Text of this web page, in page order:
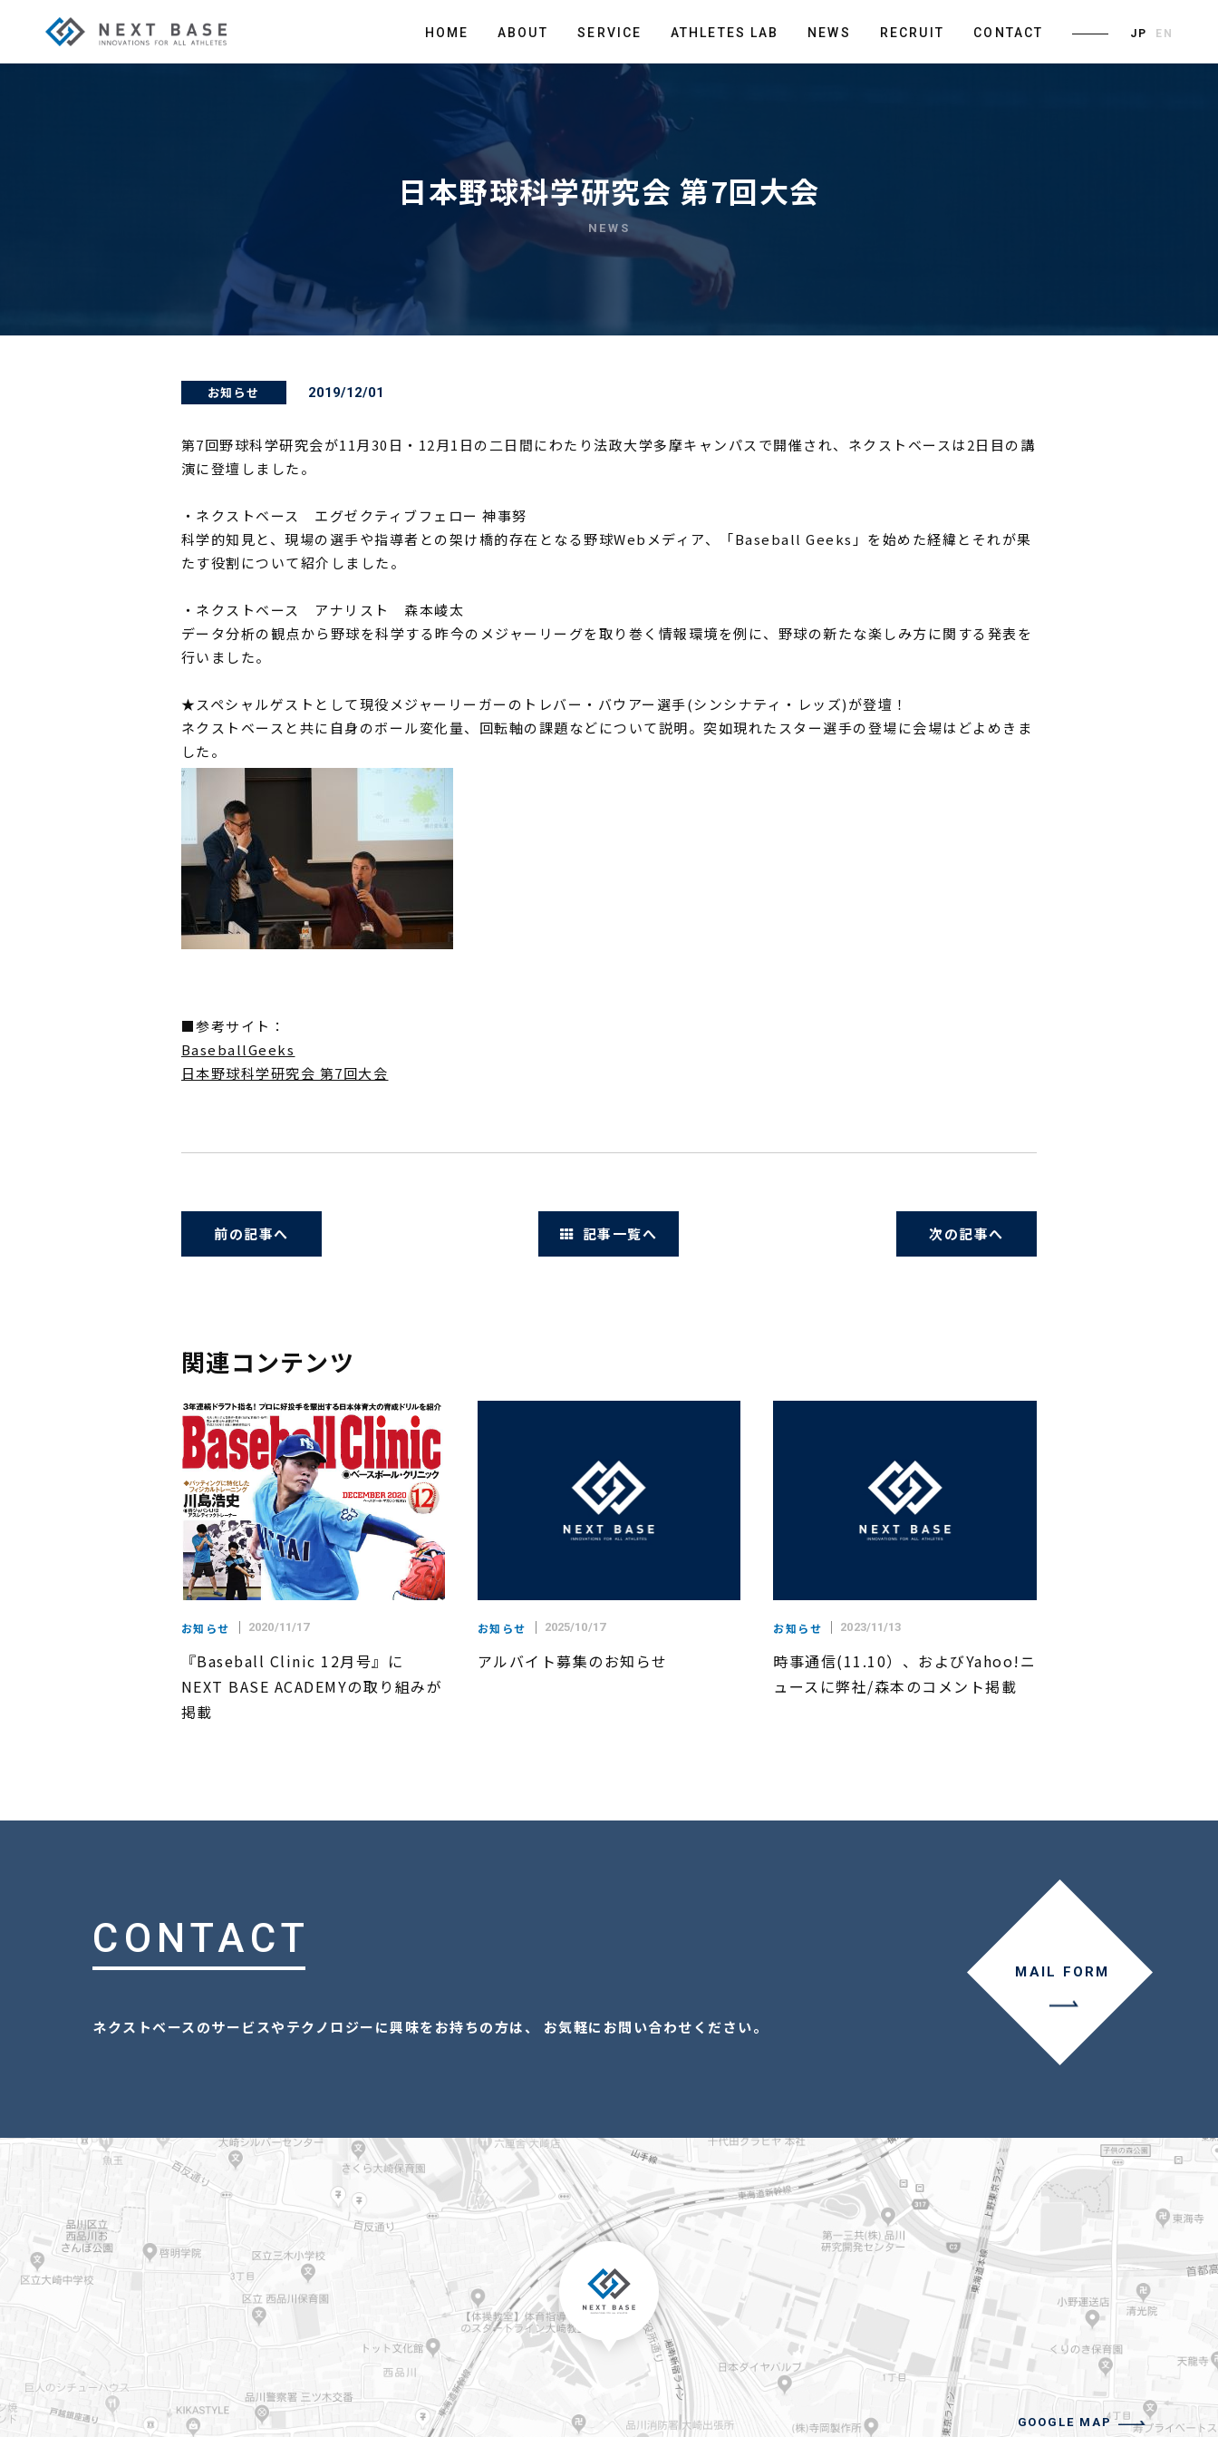
HOME ABOUT SERVICE ATHLETES LAB NEWS RECRUIT CONTACT JP EN
日本野球科学研究会 第7回大会
NEWS
お知らせ 2019/12/01
第7回野球科学研究会が11月30日・12月1日の二日間にわたり法政大学多摩キャンパスで開催され、ネクストベースは2日目の講
演に登壇しました。
・ネクストベース エグゼクティブフェロー 神事努
科学的知見と、現場の選手や指導者との架け橋的存在となる野球Webメディア、「Baseball Geeks」を始めた経緯とそれが果
たす役割について紹介しました。
・ネクストベース アナリスト 森本崚太
データ分析の観点から野球を科学する昨今のメジャーリーグを取り巻く情報環境を例に、野球の新たな楽しみ方に関する発表を
行いました。
★スペシャルゲストとして現役メジャーリーガーのトレバー・バウアー選手(シンシナティ・レッズ)が登壇！
ネクストベースと共に自身のボール変化量、回転軸の課題などについて説明。突如現れたスター選手の登場に会場はどよめきま
した。
■参考サイト：
BaseballGeeks
日本野球科学研究会 第7回大会
前の記事へ 記事一覧へ 次の記事へ
関連コンテンツ
お知らせ 2020/11/17
『Baseball Clinic 12月号』に
NEXT BASE ACADEMYの取り組みが
掲載
お知らせ 2025/10/17
アルバイト募集のお知らせ
お知らせ 2023/11/13
時事通信(11.10）、およびYahoo!ニ
ュースに弊社/森本のコメント掲載
CONTACT
ネクストベースのサービスやテクノロジーに興味をお持ちの方は、 お気軽にお問い合わせください。
MAIL FORM
GOOGLE MAP